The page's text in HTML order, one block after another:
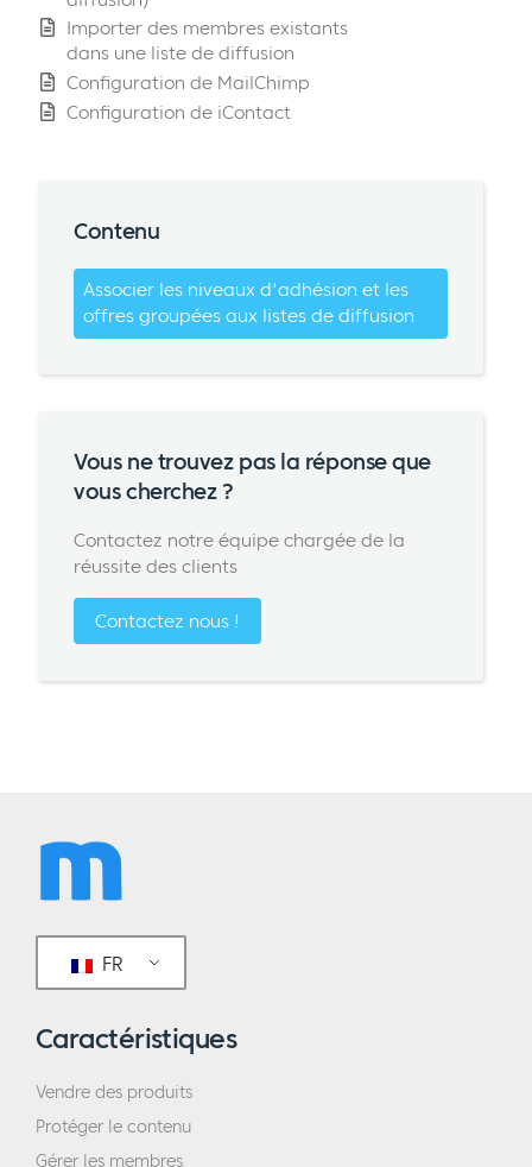
Importer des membres existants
dans une liste de diffusion
Configuration de MailChimp
Configuration de iContact
Contenu
Associer les niveaux d'adhésion et les
offres groupées aux listes de diffusion
Vous ne trouvez pas la réponse que
vous cherchez ?
Contactez notre équipe chargée de la
réussite des clients
Contactez nous !
FR
Caractéristiques
Vendre des produits
Protéger le contenu
Gérer les membres